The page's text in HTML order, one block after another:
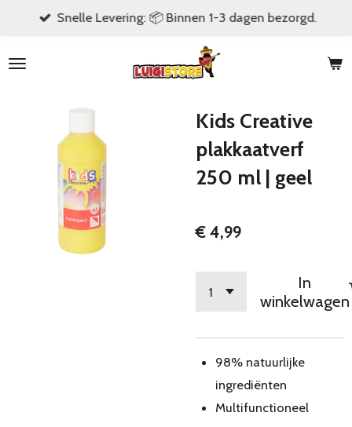
naar
hoofdinhoud
Snelle Levering: 📦 Binnen 1-3 dagen bezorgd.
Kids Creative
plakkaatverf
250 ml | geel
€ 4,99
In
winkelwagen
98% natuurlijke
ingrediënten
Multifunctioneel